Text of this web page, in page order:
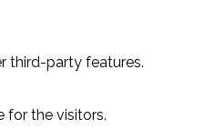
third-party features.
for the visitors.